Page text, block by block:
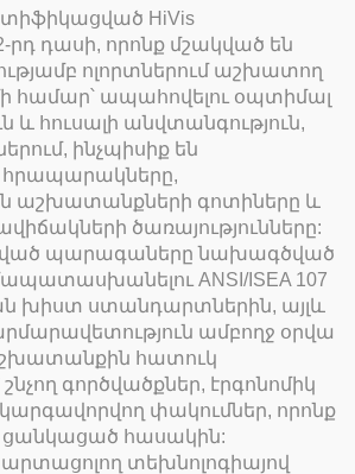
HiVis
դասի, որոնք մշակված են
ոլորտներում աշխատող
ապահովելու օպտիմալ
և հուսալի անվտանգություն,
ինչպիսիք են
աշխատանքների գոտիները և
ծառայությունները:
պարագաները նախագծված
ANSI/ISEA 107
խիստ ստանդարտներին, այլև
ամբողջ օրվա
հատուկ
շնչող գործվածքներ, էրգոնոմիկ
փակումներ, որոնք
ցանկացած հասակին:
տեխնոլոգիայով